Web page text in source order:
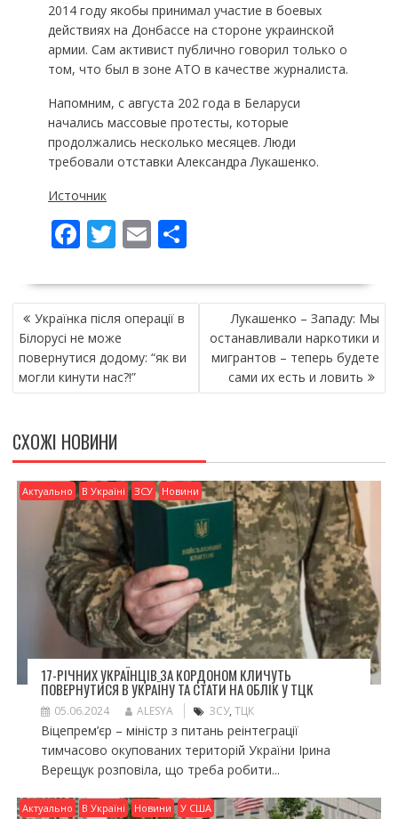
2014 году якобы принимал участие в боевых
действиях на Донбассе на стороне украинской
армии. Сам активист публично говорил только о
том, что был в зоне АТО в качестве журналиста.
Напомним, с августа 202 года в Беларуси
начались массовые протесты, которые
продолжались несколько месяцев. Люди
требовали отставки Александра Лукашенко.
Источник
F
e
b
o
o
k
T
itt
er
E
ai
l
П
ді
и
НАВІГАЦІЯ
ЗАПИСІВ
Українка після операції в
Білорусі не може
повернутися додому: “як ви
могли кинути нас?!”
Лукашенко – Западу: Мы
останавливали наркотики и
мигрантов – теперь будете
сами их есть и ловить
СХОЖІ НОВИНИ
Актуально В Україні ЗСУ Новини
17-РІЧНИХ УКРАЇНЦІВ ЗА КОРДОНОМ КЛИЧУТЬ
ПОВЕРНУТИСЯ В УКРАЇНУ ТА СТАТИ НА ОБЛІК У ТЦК
05.06.2024 ALESYA ЗСУ, ТЦК
Віцепрем’єр – міністр з питань реінтеграції
тимчасово окупованих територій України Ірина
Верещук розповіла, що треба робити...
Актуально В Україні Новини У США